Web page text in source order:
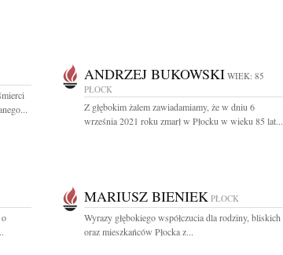
ANDRZEJ BUKOWSKI WIEK: 85
PŁOCK
Z głębokim żalem zawiadamiamy, że w dniu 6
września 2021 roku zmarł w Płocku w wieku 85 lat...
MARIUSZ BIENIEK PŁOCK
Wyrazy głębokiego współczucia dla rodziny, bliskich
oraz mieszkańców Płocka z...